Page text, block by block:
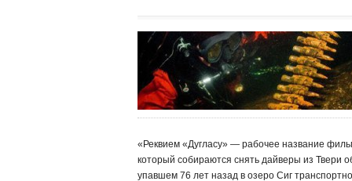
«Реквием «Дугласу» — рабочее название
который собираются снять дайверы из Твери
упавшем 76 лет назад в озеро Сиг